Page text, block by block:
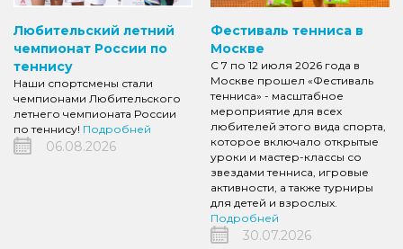
Любительский летний
чемпионат России по
теннису
Наши спортсмены стали
чемпионами Любительского
летнего чемпионата России
по теннису! Подробней
06.08.2026
Фестиваль тенниса в
Москве
С 7 по 12 июля 2026 года в
Москве прошел «Фестиваль
тенниса» - масштабное
мероприятие для всех
любителей этого вида спорта,
которое включало открытые
уроки и мастер-классы со
звездами тенниса, игровые
активности, а также турниры
для детей и взрослых.
Подробней
30.07.2026